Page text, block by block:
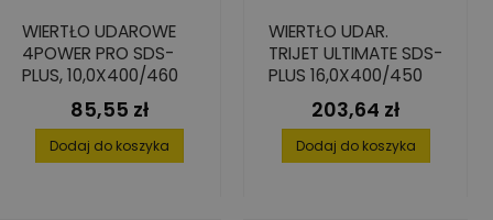
WIERTŁO UDAROWE
4POWER PRO SDS-
PLUS, 10,0X400/460
Cena
85,55 zł
Dodaj do koszyka
WIERTŁO UDAR.
TRIJET ULTIMATE SDS-
PLUS 16,0X400/450
Cena
203,64 zł
Dodaj do koszyka